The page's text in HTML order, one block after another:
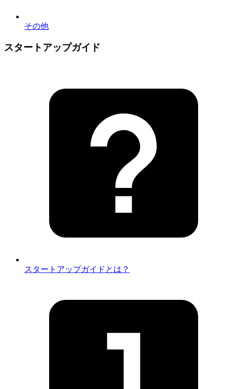
その他
スタートアップガイド
スタートアップガイドとは？